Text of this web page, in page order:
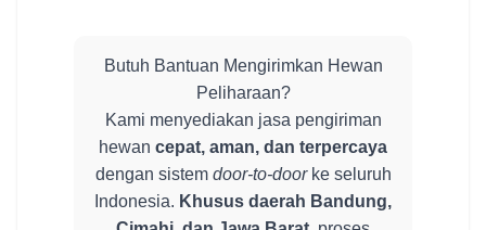
Butuh Bantuan Mengirimkan Hewan
Peliharaan?
Kami menyediakan jasa pengiriman
hewan cepat, aman, dan terpercaya
dengan sistem door-to-doorke seluruh
Indonesia. Khusus daerah Bandung,